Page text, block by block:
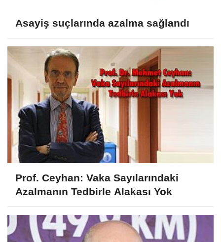
Asayiş suçlarında azalma sağlandı
Prof. Ceyhan: Vaka Sayılarındaki
Azalmanın Tedbirle Alakası Yok